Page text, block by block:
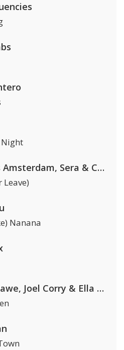
Night
Kris Kross Amsterdam, Sera & Conor Maynard
Leave)
Nanana
Nathan Dawe, Joel Corry & Ella Henderson